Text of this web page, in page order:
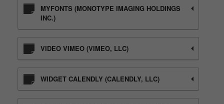
MYFONTS (MONOTYPE IMAGING HOLDINGS
INC.)
VIDEO VIMEO (VIMEO, LLC)
WIDGET CALENDLY (CALENDLY, LLC)